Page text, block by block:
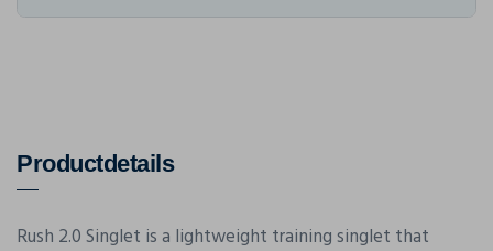
Productdetails
Rush 2.0 Singlet is a lightweight training singlet that